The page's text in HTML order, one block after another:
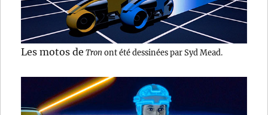
Les motos de Tron ont été dessinées par Syd Mead.